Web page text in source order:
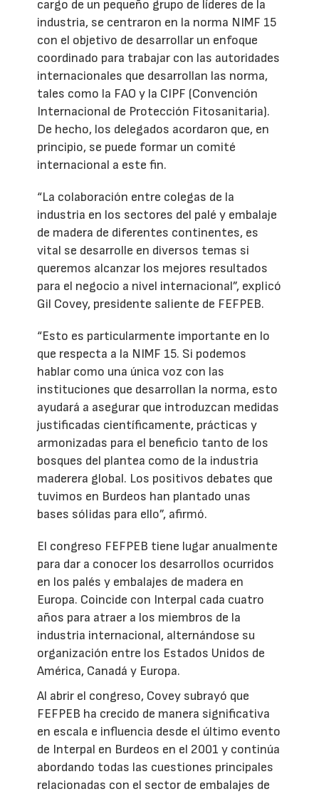
cargo de un pequeño grupo de líderes de la
industria, se centraron en la norma NIMF 15
con el objetivo de desarrollar un enfoque
coordinado para trabajar con las autoridades
internacionales que desarrollan las norma,
tales como la FAO y la CIPF (Convención
Internacional de Protección Fitosanitaria).
De hecho, los delegados acordaron que, en
principio, se puede formar un comité
internacional a este fin.
“La colaboración entre colegas de la
industria en los sectores del palé y embalaje
de madera de diferentes continentes, es
vital se desarrolle en diversos temas si
queremos alcanzar los mejores resultados
para el negocio a nivel internacional”, explicó
Gil Covey, presidente saliente de FEFPEB.
“Esto es particularmente importante en lo
que respecta a la NIMF 15. Si podemos
hablar como una única voz con las
instituciones que desarrollan la norma, esto
ayudará a asegurar que introduzcan medidas
justificadas científicamente, prácticas y
armonizadas para el beneficio tanto de los
bosques del plantea como de la industria
maderera global. Los positivos debates que
tuvimos en Burdeos han plantado unas
bases sólidas para ello”, afirmó.
El congreso FEFPEB tiene lugar anualmente
para dar a conocer los desarrollos ocurridos
en los palés y embalajes de madera en
Europa. Coincide con Interpal cada cuatro
años para atraer a los miembros de la
industria internacional, alternándose su
organización entre los Estados Unidos de
América, Canadá y Europa.
Al abrir el congreso, Covey subrayó que
FEFPEB ha crecido de manera significativa
en escala e influencia desde el último evento
de Interpal en Burdeos en el 2001 y continúa
abordando todas las cuestiones principales
relacionadas con el sector de embalajes de